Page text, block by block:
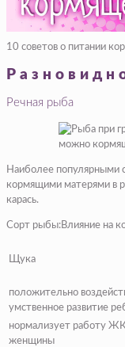
10 советов о питании
Речная рыба
Наиболее популярными
кормящими матерями в
карась.
Сорт рыбы:Влияние на
Щука
положительно
умственное развитие
нормализует работу
женщины